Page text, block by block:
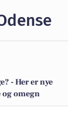
- Her er nye
og omegn